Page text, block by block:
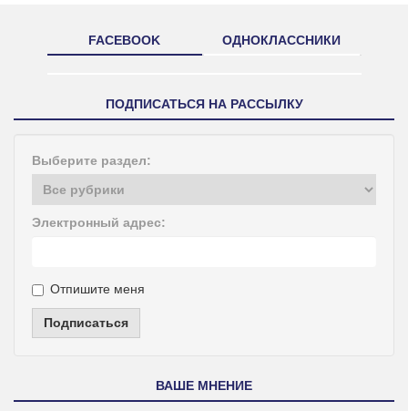
FACEBOOK ОДНОКЛАССНИКИ
ПОДПИСАТЬСЯ НА РАССЫЛКУ
Выберите раздел:
Электронный адрес:
Отпишите меня
Подписаться
ВАШЕ МНЕНИЕ